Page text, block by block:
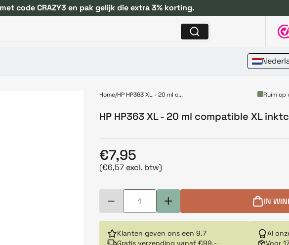
code CRAZY3 en pak gelijk die extra 3% korting.
Home HP HP363 XL - 20 ml c... Ruim op
HP HP363 XL - 20 ml compatible XL
€7,95
(€6,57 excl. btw)
IN
Klanten geven ons een 9.7
Gratis verzending vanaf €99,-
Al
Voor